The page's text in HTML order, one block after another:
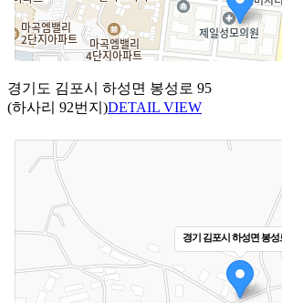
경기도 김포시 하성면 봉성로 95
(하사리 92번지)DETAIL VIEW